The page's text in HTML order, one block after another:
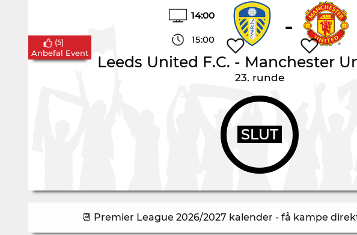
14:00
15:00 -
Leeds United F.C. - Manchester
23. runde
SLUT
(5)
Anbefal Event
📆 Premier League 2026/2027 kalender - få kampe